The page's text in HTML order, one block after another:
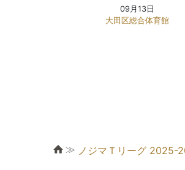
09月13日
大田区総合体育館
≫ ノジマＴリーグ 2025-